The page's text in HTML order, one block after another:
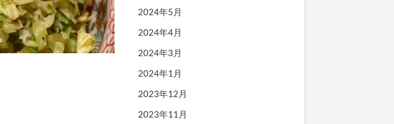
2024年5月
2024年4月
2024年3月
2024年1月
2023年12月
2023年11月